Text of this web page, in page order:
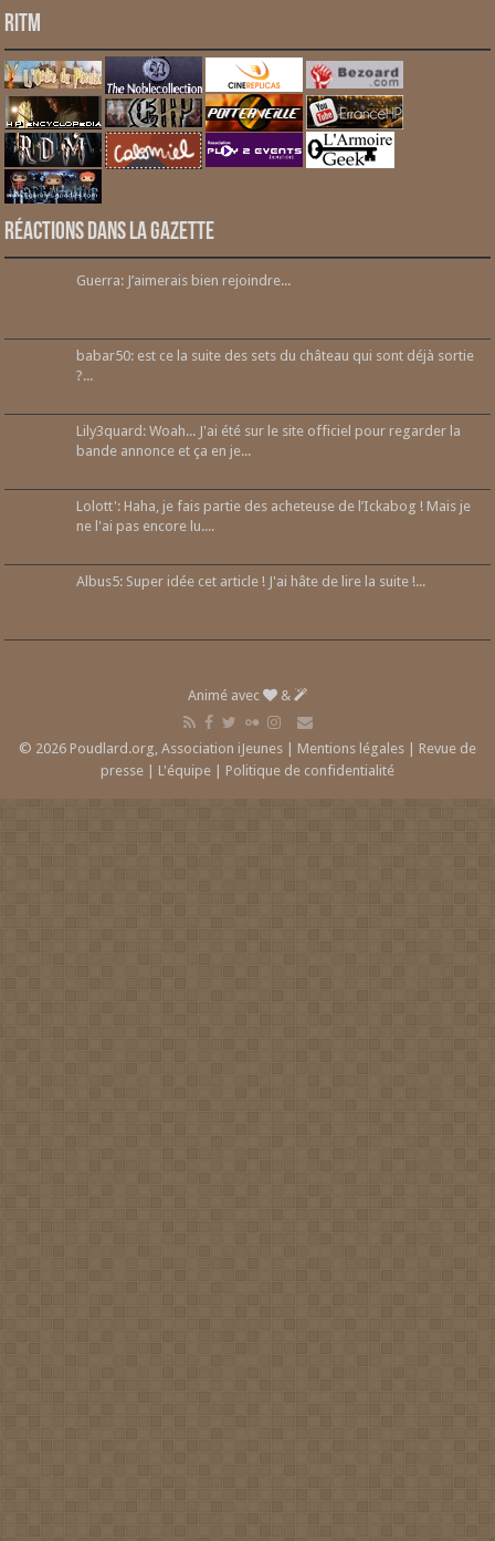
RITM
Réactions dans la gazette
Guerra: J’aimerais bien rejoindre...
babar50: est ce la suite des sets du château qui sont déjà sortie
?...
Lily3quard: Woah... J'ai été sur le site officiel pour regarder la
bande annonce et ça en je...
Lolott': Haha, je fais partie des acheteuse de l’Ickabog ! Mais je
ne l'ai pas encore lu....
Albus5: Super idée cet article ! J'ai hâte de lire la suite !...
Animé avec &
© 2026 Poudlard.org, Association iJeunes | Mentions légales | Revue de
presse | L'équipe | Politique de confidentialité